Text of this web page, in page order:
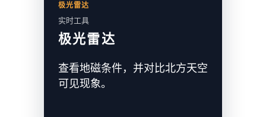
极光雷达
实时工具
极光雷达
查看地磁条件，并对比北方天空
可见现象。